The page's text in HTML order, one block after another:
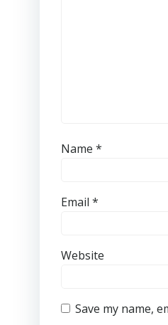
Name *
Email *
Website
Save my name,